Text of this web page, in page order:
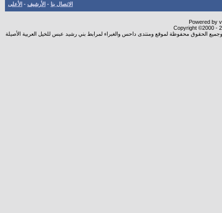
الاتصال بنا - الأرشيف - الأعلى
Powered by
Copyright ©2000 -
الحقوق محفوظة لموقع ومنتدى داحس والغبراء لمرابط بني رشيد عبس للخيل العربية الأصيلة